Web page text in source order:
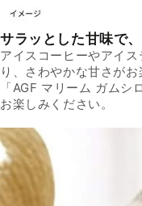
サラッとした甘味で
アイスコーヒーやアイ
り、さわやかな甘さが
「AGF マリーム ガム
お楽しみください。